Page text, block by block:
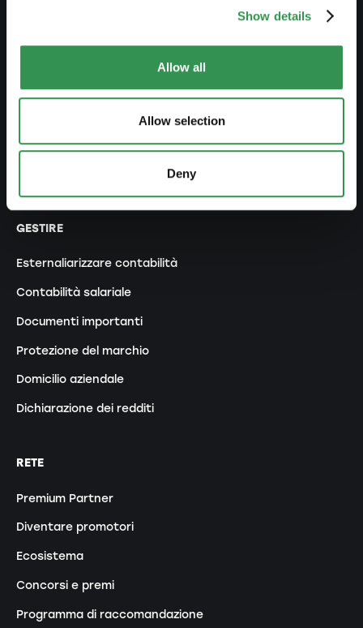
Show details
Allow all
Allow selection
Deny
Trasformazione DI in SA
Trasformazione SnC in Sagl
Trasformazione SnC in SA
GESTIRE
Esternaliarizzare contabilità
Contabilità salariale
Documenti importanti
Protezione del marchio
Domicilio aziendale
Dichiarazione dei redditi
RETE
Premium Partner
Diventare promotori
Ecosistema
Concorsi e premi
Programma di raccomandazione